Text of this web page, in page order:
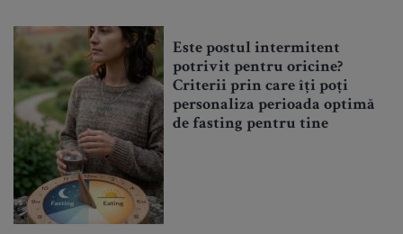
Este postul intermitent
potrivit pentru oricine?
Criterii prin care îți poți
personaliza perioada optimă
de fasting pentru tine